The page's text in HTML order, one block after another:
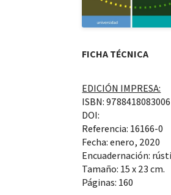
FICHA TÉCNICA
EDICIÓN IMPRESA:
ISBN: 9788418083006
DOI:
Referencia: 16166-0
Fecha: enero, 2020
Encuadernación:
Tamaño: 15 x 23 cm.
Páginas: 160